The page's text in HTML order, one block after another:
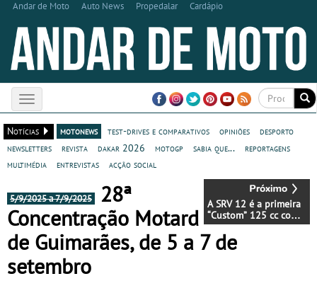
Andar de Moto Auto News Propedalar Cardápio
Toggle
navigation
Notícias
motonews test-drives e comparativos opiniões
desporto
newsletters
revista dakar 2026 motogp sabia que...
reportagens
multimédia
entrevistas acção social
A SRV 12 é a primeira
“Custom” 125 cc com
motor bicilíndrico em
“V” da QJ Motor
5/9/2025 a 7/9/2025
28ª
Concentração Motard
de Guimarães, de 5 a 7 de
setembro